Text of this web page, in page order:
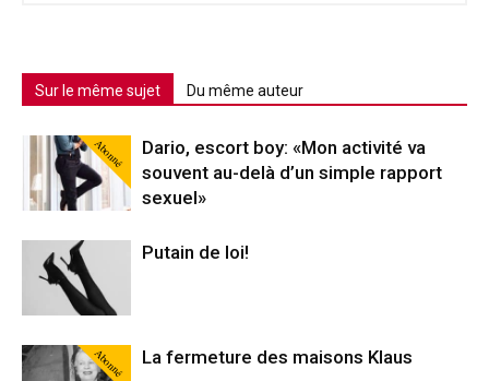
Sur le même sujet Du même auteur
Abonné
Dario, escort boy: «Mon activité va
souvent au-delà d’un simple rapport
sexuel»
Putain de loi!
Abonné La fermeture des maisons Klaus